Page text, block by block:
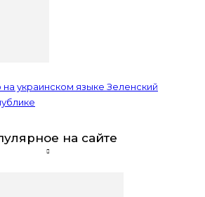
украинском языке Зеленский
на сайте